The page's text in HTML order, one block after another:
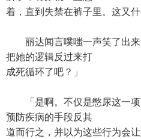
着，直到失禁在裤子里。这又什
丽达闻言噗嗤一声笑了出来
把她的逻辑反过来打
成死循环了吧？」
「是啊。不仅是憋尿这一项
预防疾病的手段反其
道而行之，并以为这些行为会